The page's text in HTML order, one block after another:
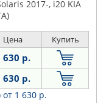
2017-, i20 KIA
Цена Купить
630 р.
630 р.
от 1 630 р.